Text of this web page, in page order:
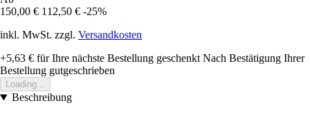
150,00 € 112,50 € -25%
inkl. MwSt. zzgl. Versandkosten
+5,63 € für Ihre nächste Bestellung geschenkt Nach Bestätigung Ihrer
Bestellung gutgeschrieben
Loading...
Beschreibung